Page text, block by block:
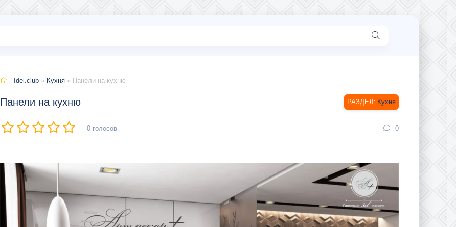
Idei.club » Кухня » Панели на кухню
Панели на кухню Кухня
0 голосов 0